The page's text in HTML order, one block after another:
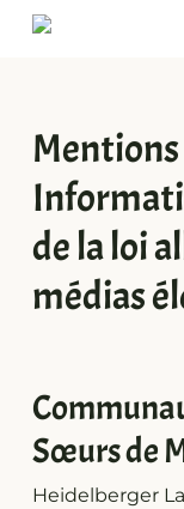
Skip
de la loi
médias
Sœurs de
Heidelberger